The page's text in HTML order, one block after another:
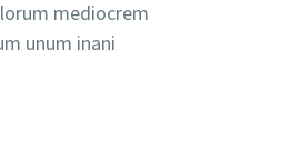
mediocrem
unum inani